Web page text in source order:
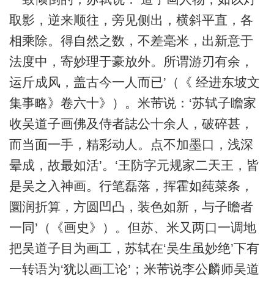
取影，逆来顺往，旁见侧出，横斜平直，各
相乘除。得自然之数，不差毫米，出新意于
法度中，寄妙理于豪放外。所谓游刃有余，
运斤成风，盖古今一人而已’（《 经进东坡文
集事略》卷六十》）。米芾说：‘苏轼子瞻家
收吴道子画佛及侍者誌公十余人，破碎甚，
而当面一手，精彩动人。点不加墨口，浅深
晕成，故最如活’。‘王防字元规家二天王，皆
是吴之入神画。行笔磊落，挥霍如莼菜条，
圜润折算，方圆凹凸，装色如新，与子瞻者
一同’（《画史》）。但苏、米又两口一调地
把吴道子目为画工，苏轼在‘吴生虽妙绝’下有
一转语为‘犹以画工论’；米芾说李公麟师吴道